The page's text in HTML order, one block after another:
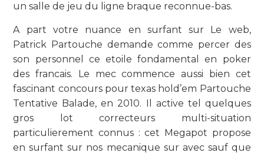
un salle de jeu du ligne braque reconnue-bas.
A part votre nuance en surfant sur Le web,
Patrick Partouche demande comme percer des
son personnel ce etoile fondamental en poker
des francais. Le mec commence aussi bien cet
fascinant concours pour texas hold’em Partouche
Tentative Balade, en 2010. Il active tel quelques
gros lot correcteurs multi-situation
particulierement connus : cet Megapot propose
en surfant sur nos mecanique sur avec sauf que